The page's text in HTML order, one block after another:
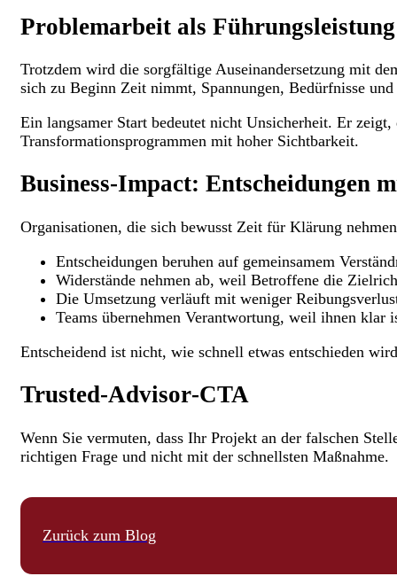
Problemarbeit als Führungsleistung
Trotzdem wird die sorgfältige Auseinandersetzung mit
sich zu Beginn Zeit nimmt, Spannungen, Bedürfnisse
Ein langsamer Start bedeutet nicht Unsicherheit. Er
Transformationsprogrammen mit hoher Sichtbarkeit.
Business‑Impact: Entscheidungen
Organisationen, die sich bewusst Zeit für Klärung
Entscheidungen beruhen auf gemeinsamem
Widerstände nehmen ab, weil Betroffene die
Die Umsetzung verläuft mit weniger
Teams übernehmen Verantwortung, weil ihnen klar
Entscheidend ist nicht, wie schnell etwas entschieden
Trusted‑Advisor‑CTA
Wenn Sie vermuten, dass Ihr Projekt an der falschen
richtigen Frage und nicht mit der schnellsten Maßnahme.
Zurück zum Blog